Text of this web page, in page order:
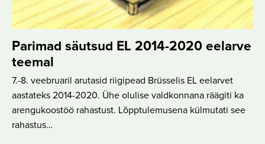
Parimad säutsud EL 2014-2020 eelarve
teemal
7.-8. veebruaril arutasid riigipead Brüsselis EL eelarvet
aastateks 2014-2020. Ühe olulise valdkonnana räägiti ka
arengukoostöö rahastust. Lõpptulemusena külmutati see
rahastus…